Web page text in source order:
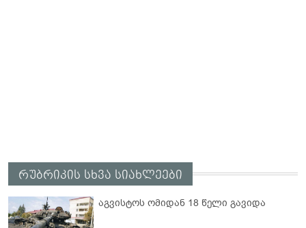
რუბრიკის სხვა სიახლეები
აგვისტოს ომიდან 18 წელი გავიდა